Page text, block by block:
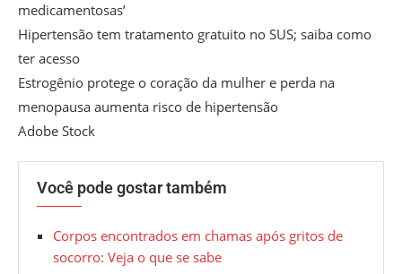
medicamentosas’
Hipertensão tem tratamento gratuito no SUS; saiba como
ter acesso
Estrogênio protege o coração da mulher e perda na
menopausa aumenta risco de hipertensão
Adobe Stock
Você pode gostar também
Corpos encontrados em chamas após gritos de
socorro: Veja o que se sabe